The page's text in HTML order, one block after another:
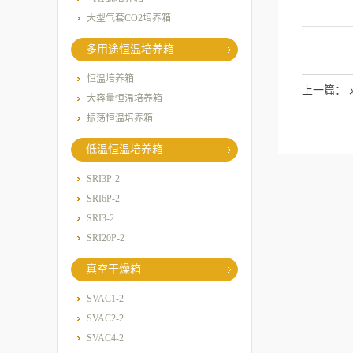
大型气套CO2培养箱
多用途恒温培养箱
恒温培养箱
大容量恒温培养箱
振荡恒温培养箱
低温恒温培养箱
SRI3P-2
SRI6P-2
SRI3-2
SRI20P-2
真空干燥箱
SVAC1-2
SVAC2-2
SVAC4-2
上一篇：